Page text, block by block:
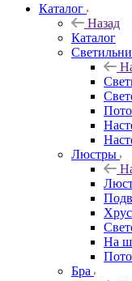
Каталог
Назад
Каталог
Люстры
На
Бра